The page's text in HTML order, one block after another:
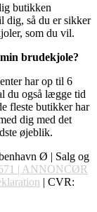
butikken
dig, så du er sikker
som du vil.
brudekjole?
har op til 6
du også lægge tid
fleste butikker har
dig med det
øjeblik.
Ø | Salg og
| ANNONCØR
| CVR: